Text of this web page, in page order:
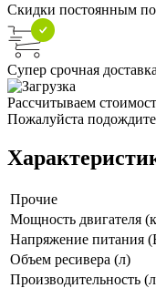
Скидки постоянным
Супер срочная
Рассчитываем
Пожалуйста
Прочие
Мощность двигателя
Напряжение питания
Объем ресивера (л)
Производительность